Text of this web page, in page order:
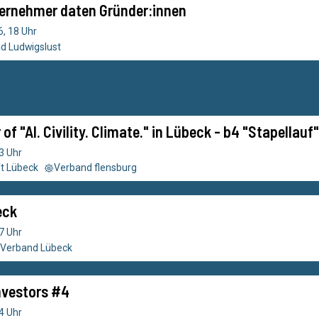
daten Gründer:innen
18 Uhr
Ludwigslust
of "AI. Civility. Climate." in Lübeck - b4 "Stapellauf"
Uhr
Lübeck
Verband flensburg
Uhr
Verband Lübeck
#4
Uhr